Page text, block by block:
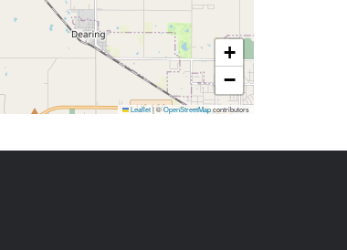
+
−
Leaflet|©OpenStreetMapcontributors